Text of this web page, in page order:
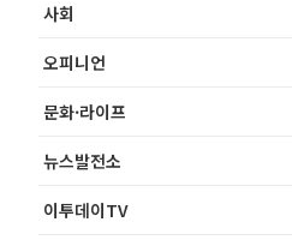
사회
오피니언
문화·라이프
뉴스발전소
이투데이TV